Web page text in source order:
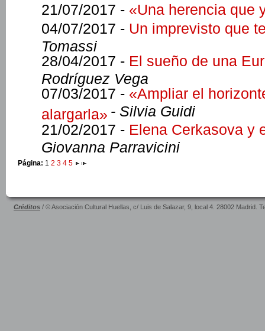
21/07/2017 - «Una herencia que
04/07/2017 - Un imprevisto que
Tomassi
28/04/2017 - El sueño de una
Rodríguez Vega
07/03/2017 - «Ampliar el
alargarla» - Silvia Guidi
21/02/2017 - Elena Cerkasova y
Giovanna Parravicini
Página: 1 2 3 4 5
Créditos / © Asociación Cultural Huellas, c/ Luis de Salazar, 9, local 4. 28002 Madrid.